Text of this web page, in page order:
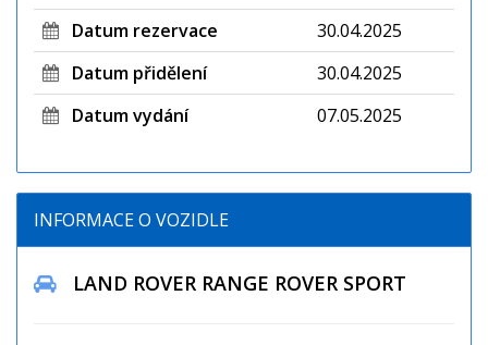
Datum rezervace
30.04.2025
Datum přidělení
30.04.2025
Datum vydání
07.05.2025
INFORMACE O VOZIDLE
LAND ROVER RANGE ROVER SPORT